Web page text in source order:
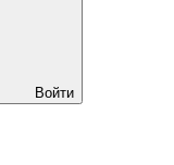
Войти